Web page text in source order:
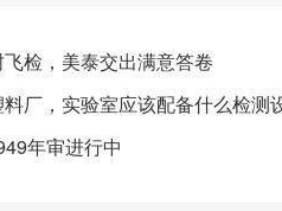
检，美泰交出满意答卷
厂，实验室应该配备什么检测
年审进行中